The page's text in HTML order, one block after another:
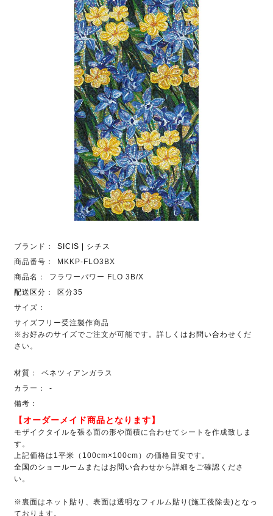
ブランド：
SICIS | シチス
商品番号：
MKKP-FLO3BX
商品名：
フラワーパワー FLO 3B/X
配送区分 ：
区分35
サイズ：
サイズフリー受注製作商品
※お好みのサイズでご注文が可能です。詳しくは お問い合わせ くだ
さい。
材質：
ベネツィアンガラス
カラー：
-
備考：
【オーダーメイド商品となります】
モザイクタイルを張る面の形や面積に合わせてシートを作成致しま
す。
上記価格は1平米（100cm×100cm）の価格目安です。
全国のショールーム または お問い合わせから詳細をご確認くださ
い。
※裏面はネット貼り、表面は透明なフィルム貼り(施工後除去)となっ
ております。